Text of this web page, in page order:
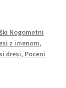
Nogometni
z imenom,
dresi, Poceni